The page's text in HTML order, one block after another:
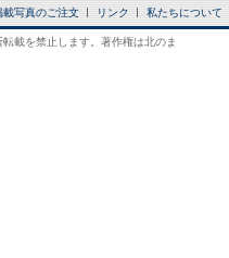
載写真のご注文 リンク 私たちについて
載を禁止します。著作権は北のま